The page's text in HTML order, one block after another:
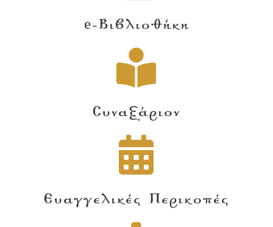
e-Βιβλιοθήκη
Συναξάριον
Ευαγγελικές Περικοπές